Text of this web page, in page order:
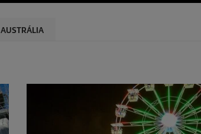
AUSTRÁLIA